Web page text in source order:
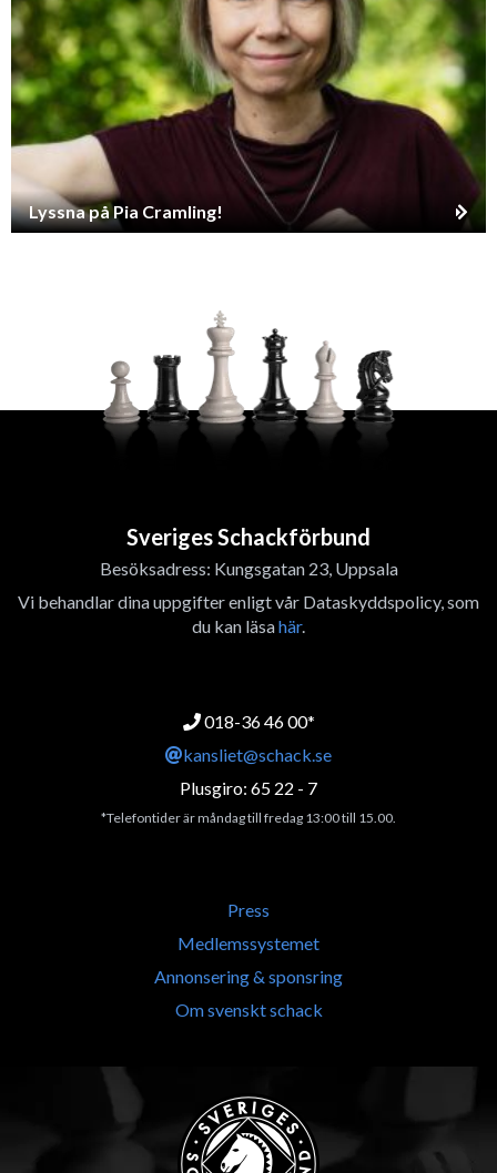
Lyssna på Pia Cramling!
Sveriges Schackförbund
Besöksadress: Kungsgatan 23, Uppsala
Vi behandlar dina uppgifter enligt vår Dataskyddspolicy, som
du kan läsahär.
018-36 46 00*
kansliet@schack.se
Plusgiro: 65 22 - 7
*Telefontider är måndag till fredag 13:00 till 15.00.
Press
Medlemssystemet
Annonsering & sponsring
Om svenskt schack